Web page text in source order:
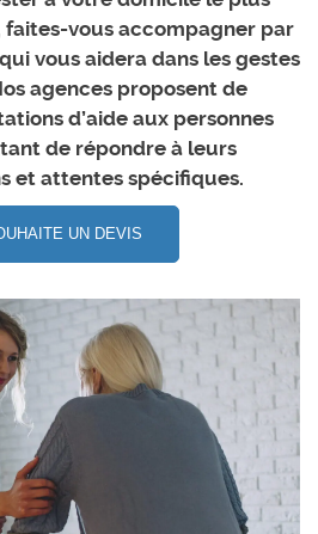
faites-vous accompagner par
vous aidera dans les gestes
agences proposent de
d’aide aux personnes
de répondre à leurs
et attentes spécifiques.
UN DEVIS